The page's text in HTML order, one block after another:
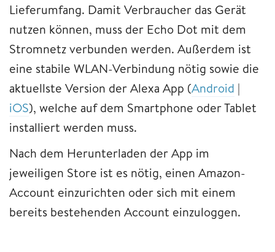
Lieferumfang. Damit Verbraucher das Gerät
nutzen können, muss der Echo Dot mit dem
Stromnetz verbunden werden. Außerdem ist
eine stabile WLAN-Verbindung nötig sowie die
aktuellste Version der Alexa App (Android |
iOS), welche auf dem Smartphone oder Tablet
installiert werden muss.
Nach dem Herunterladen der App im
jeweiligen Store ist es nötig, einen Amazon-
Account einzurichten oder sich mit einem
bereits bestehenden Account einzuloggen.